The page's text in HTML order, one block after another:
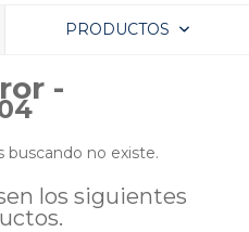
PRODUCTOS
-
buscando no existe.
los siguientes